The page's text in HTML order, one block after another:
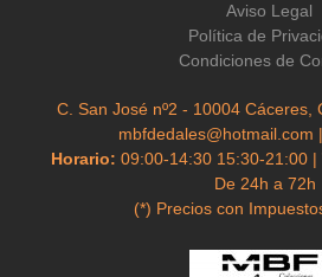
Aviso Legal
Política de
Condiciones de
C. San José nº2 - 10004 Cáceres,
mbfdedales@hotmail.com |
Horario: 09:00-14:30 15:30-21:00 |
De 24h a 72h
(*) Precios con